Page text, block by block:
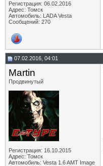
Регистрация: 06.02.2016
Адрес: Томск
Автомобиль: LADA Vesta
Сообщений: 270
07.02.2016, 04:01
Martin
Продвинутый
Регистрация: 16.10.2015
Адрес: Томск
Автомобиль: Vesta 1.6 AMT Image